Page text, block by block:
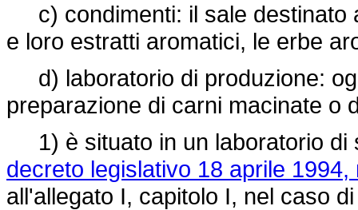
c) condimenti: il sale destinato
e loro estratti aromatici, le erbe
d) laboratorio di produzione:
preparazione di carni macinate o
1) è situato in un laboratorio di
decreto legislativo 18 aprile 1994,
all'allegato I, capitolo I, nel caso